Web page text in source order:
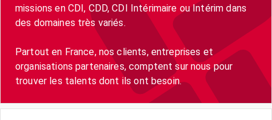
missions en CDI, CDD, CDI Intérimaire ou Intérim dans
des domaines très variés.
Partout en France, nos clients, entreprises et
organisations partenaires, comptent sur nous pour
trouver les talents dont ils ont besoin.